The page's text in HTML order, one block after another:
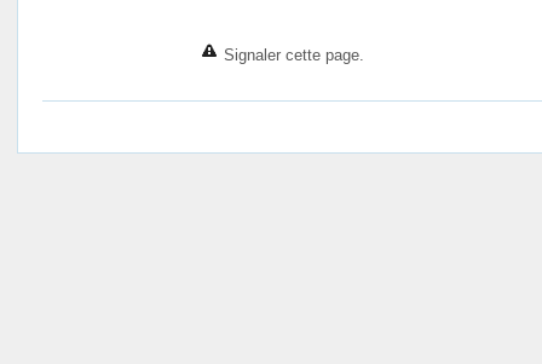
Signaler cette page.